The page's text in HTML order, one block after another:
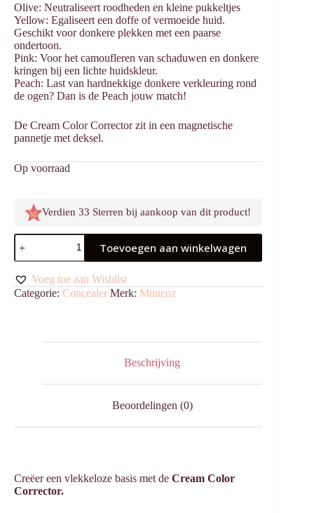
Olive: Neutraliseert roodheden en kleine pukkeltjes
Yellow: Egaliseert een doffe of vermoeide huid.
Geschikt voor donkere plekken met een paarse
ondertoon.
Pink: Voor het camoufleren van schaduwen en donkere
kringen bij een lichte huidskleur.
Peach: Last van hardnekkige donkere verkleuring rond
de ogen? Dan is de Peach jouw match!
De Cream Color Corrector zit in een magnetische
pannetje met deksel.
Op voorraad
Verdien 33 Sterren bij aankoop van dit product!
Cream
Color
Corrector
Yellow
aantal
Toevoegen aan winkelwagen
Voeg toe aan Wishlist
Categorie: Concealer Merk: Mintenz
Beschrijving
Beoordelingen (0)
Creëer een vlekkeloze basis met de Cream Color
Corrector.